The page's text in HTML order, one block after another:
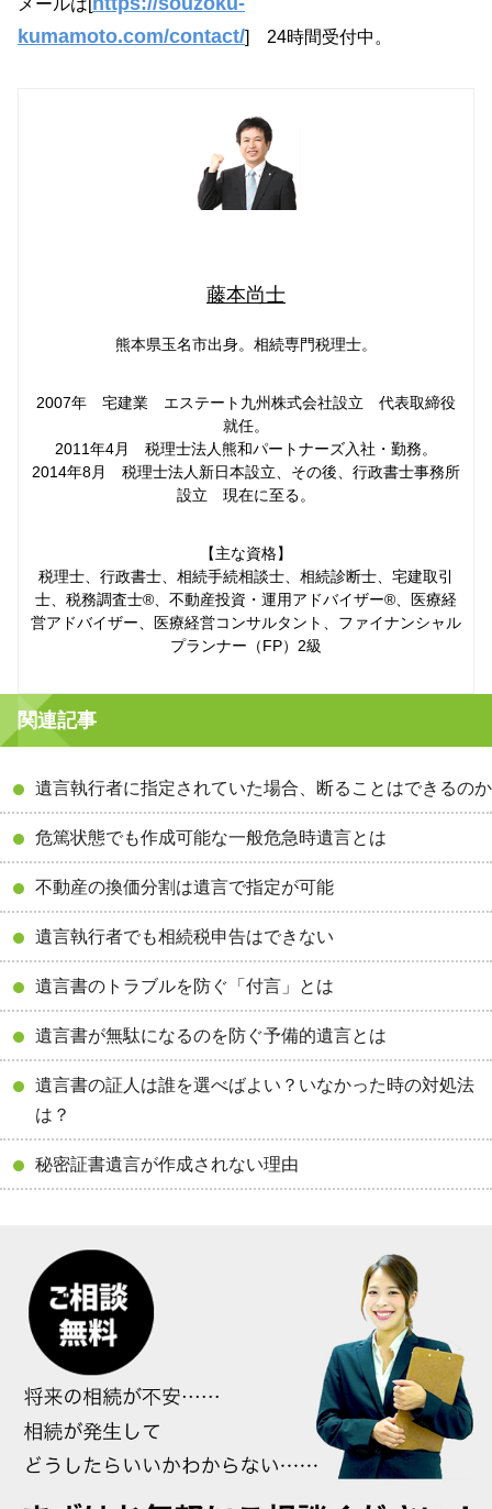
kumamoto.com/contact/] 24時間受付中。
藤本尚士
熊本県玉名市出身。相続専門税理士。
2007年 宅建業 エステート九州株式会社設立 代表取締役
就任。
2011年4月 税理士法人熊和パートナーズ入社・勤務。
2014年8月 税理士法人新日本設立、その後、行政書士事務所
設立 現在に至る。
【主な資格】
税理士、行政書士、相続手続相談士、相続診断士、宅建取引
士、税務調査士®、不動産投資・運用アドバイザー®、医療経
営アドバイザー、医療経営コンサルタント、ファイナンシャル
プランナー（FP）2級
関連記事
遺言執行者に指定されていた場合、断ることはできるのか
危篤状態でも作成可能な一般危急時遺言とは
不動産の換価分割は遺言で指定が可能
遺言執行者でも相続税申告はできない
遺言書のトラブルを防ぐ「付言」とは
遺言書が無駄になるのを防ぐ予備的遺言とは
遺言書の証人は誰を選べばよい？いなかった時の対処法
は？
秘密証書遺言が作成されない理由